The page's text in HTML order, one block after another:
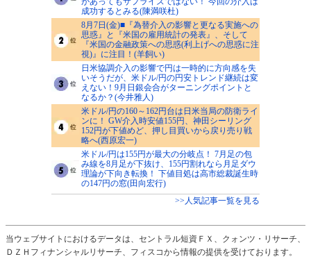
成功するとみる(陳満咲杜)
8月7日(金)■『為替介入の影響と更なる実施への
思惑』と『米国の雇用統計の発表』、そして
『米国の金融政策への思惑(利上げへの思惑に注
視)』に注目！(羊飼い)
日米協調介入の影響で円は一時的に方向感を失
いそうだが、米ドル/円の円安トレンド継続は変
えない！9月日銀会合がターニングポイントと
なるか？(今井雅人)
米ドル/円の160～162円台は日米当局の防衛ライ
ンに！ GW介入時安値155円、神田シーリング
152円が下値めど、押し目買いから戻り売り戦
略へ(西原宏一)
米ドル/円は155円が最大の分岐点！ 7月足の包
み線を8月足が下抜け、155円割れなら月足ダウ
理論が下向き転換！ 下値目処は高市総裁誕生時
の147円の窓(田向宏行)
>>人気記事一覧を見る
当ウェブサイトにおけるデータは、セントラル短資ＦＸ、クォンツ・リサーチ、
ＤＺＨフィナンシャルリサーチ、フィスコから情報の提供を受けております。